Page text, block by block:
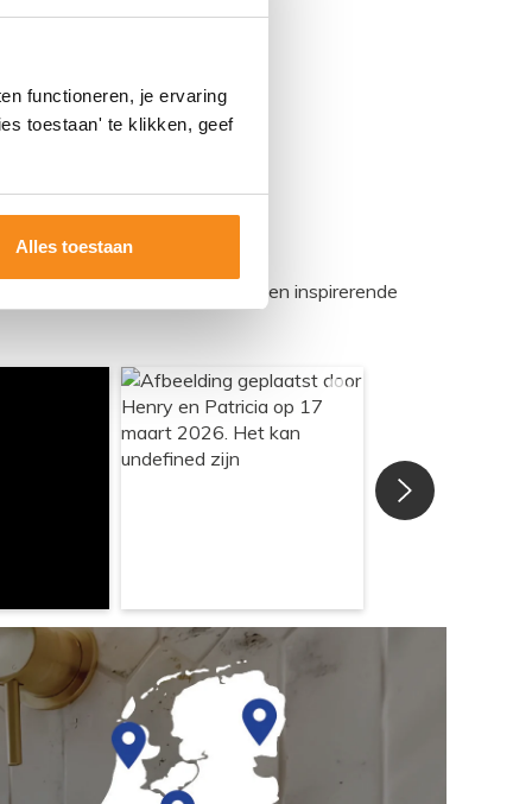
functioneren, je ervaring
toestaan' te klikken, geef
Alles toestaan
Samen bouwen we een inspirerende